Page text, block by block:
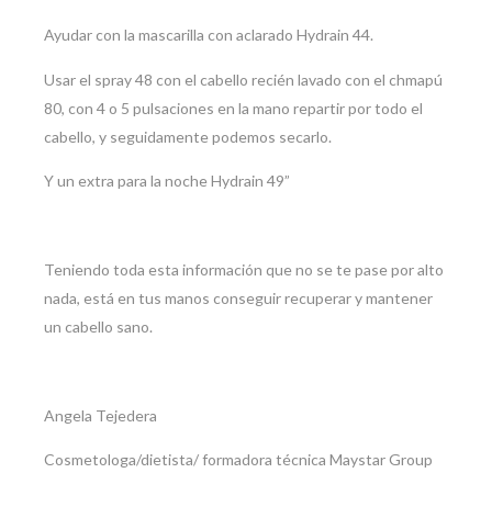
Ayudar con la mascarilla con aclarado Hydrain 44.
Usar el spray 48 con el cabello recién lavado con el chmapú
80, con 4 o 5 pulsaciones en la mano repartir por todo el
cabello, y seguidamente podemos secarlo.
Y un extra para la noche Hydrain 49”
Teniendo toda esta información que no se te pase por alto
nada, está en tus manos conseguir recuperar y mantener
un cabello sano.
Angela Tejedera
Cosmetologa/dietista/ formadora técnica Maystar Group